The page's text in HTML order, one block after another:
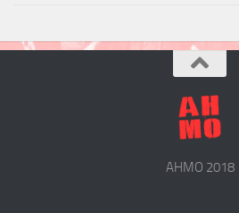
AHMO 2018